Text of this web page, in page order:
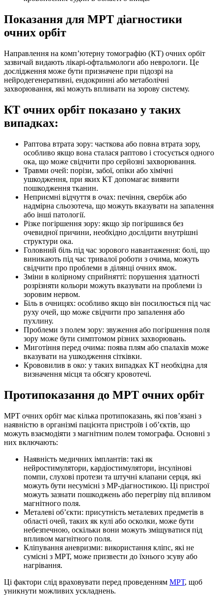
Показання для МРТ діагностики
очних орбіт
Направлення на комп’ютерну томографію (КТ) очних орбіт
зазвичай видають лікарі-офтальмологи або неврологи. Це
дослідження може бути призначене при підозрі на
нейродегенеративні, ендокринні або метаболічні
захворювання, які можуть впливати на зорову систему.
КТ очних орбіт показано у таких
випадках:
Раптова втрата зору: часткова або повна втрата зору,
особливо якщо вона сталася раптово і стосується одного
ока, що може свідчити про серйозні захворювання.
Травми очей: порізи, забої, опіки або хімічні
ушкодження, при яких КТ допомагає виявити
пошкодження тканин.
Неприємні відчуття в очах: печіння, свербіж або
надмірна сльозотеча, що можуть вказувати на запалення
або інші патології.
Різке погіршення зору: якщо зір погіршився без
очевидної причини, необхідно дослідити внутрішні
структури ока.
Головний біль під час зорового навантаження: болі, що
виникають під час тривалої роботи з очима, можуть
свідчити про проблеми в ділянці очних ямок.
Зміни в колірному сприйнятті: порушення здатності
розрізняти кольори можуть вказувати на проблеми із
зоровим нервом.
Біль в очницях: особливо якщо він посилюється під час
руху очей, що може свідчити про запалення або
пухлину.
Проблеми з полем зору: звуження або погіршення поля
зору може бути симптомом різних захворювань.
Миготіння перед очима: поява плям або спалахів може
вказувати на ушкодження сітківки.
Крововилив в око: у таких випадках КТ необхідна для
визначення місця та обсягу кровотечі.
Протипоказання до МРТ очних орбіт
МРТ очних орбіт має кілька протипоказань, які пов’язані з
наявністю в організмі пацієнта пристроїв і об’єктів, що
можуть взаємодіяти з магнітним полем томографа. Основні з
них включають:
Наявність медичних імплантів: такі як
нейростимулятори, кардіостимулятори, інсулінові
помпи, слухові протези та штучні клапани серця, які
можуть бути несумісні з МР-діагностикою. Ці пристрої
можуть зазнати пошкоджень або перегріву під впливом
магнітного поля.
Металеві об’єкти: присутність металевих предметів в
області очей, таких як кулі або осколки, може бути
небезпечною, оскільки вони можуть зміщуватися під
впливом магнітного поля.
Кліпування аневризми: використання кліпс, які не
сумісні з МРТ, може призвести до їхнього зсуву або
нагрівання.
Ці фактори слід враховувати перед проведенням МРТ, щоб
уникнути можливих ускладнень.